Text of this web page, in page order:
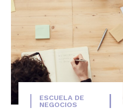
ESCUELA DE
NEGOCIOS